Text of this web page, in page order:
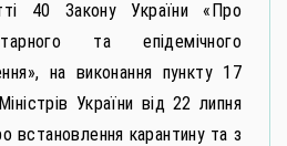
40 Закону України «Про
та епідемічного
на виконання пункту 17
України від 22 липня
карантину та з